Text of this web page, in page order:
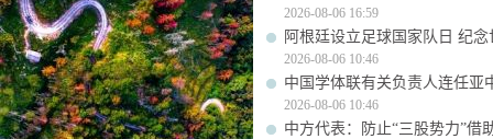
2026-08-06 16:59
阿根廷设立足球国家队日 纪
2026-08-06 10:46
中国学体联有关负责人连任亚
2026-08-06 10:46
中方代表：防止“三股势力”借